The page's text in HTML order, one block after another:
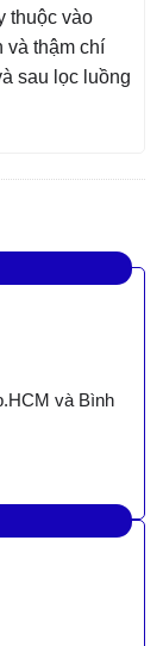
thuộc vào
và thậm chí
sau lọc luồng
và Bình